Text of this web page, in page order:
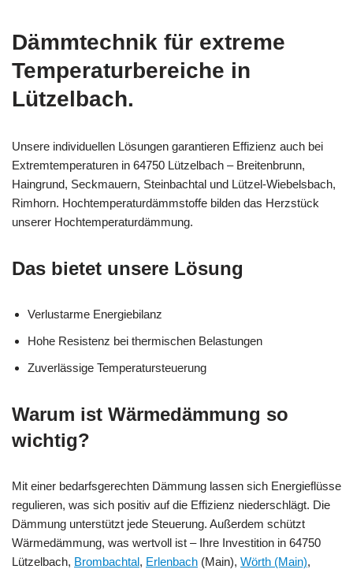
Dämmtechnik für extreme
Temperaturbereiche in
Lützelbach.
Unsere individuellen Lösungen garantieren Effizienz auch bei
Extremtemperaturen in 64750 Lützelbach – Breitenbrunn,
Haingrund, Seckmauern, Steinbachtal und Lützel-Wiebelsbach,
Rimhorn. Hochtemperaturdämmstoffe bilden das Herzstück
unserer Hochtemperaturdämmung.
Das bietet unsere Lösung
Verlustarme Energiebilanz
Hohe Resistenz bei thermischen Belastungen
Zuverlässige Temperatursteuerung
Warum ist Wärmedämmung so
wichtig?
Mit einer bedarfsgerechten Dämmung lassen sich Energieflüsse
regulieren, was sich positiv auf die Effizienz niederschlägt. Die
Dämmung unterstützt jede Steuerung. Außerdem schützt
Wärmedämmung, was wertvoll ist – Ihre Investition in 64750
Lützelbach, Brombachtal, Erlenbach (Main), Wörth (Main),